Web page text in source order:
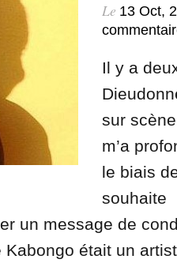
Le 13 Oct,
Il y a
sur
m’a
le biais
souhaite
un message de
Kabongo était un